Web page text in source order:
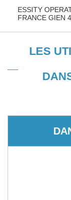
ESSITY
FRANCE GIEN
LES